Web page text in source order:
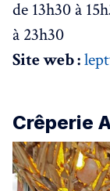
de 13h30 à
à 23h30
Site web :
Crêperie